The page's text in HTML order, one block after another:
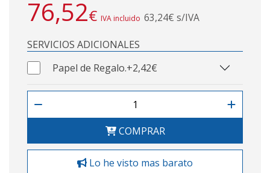
76,52€ IVA incluido 63,24€ s/IVA
SERVICIOS ADICIONALES
Papel de Regalo.+2,42€
COMPRAR
Lo he visto mas barato